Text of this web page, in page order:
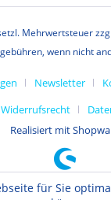
Mehrwertsteuer
wenn nicht
Newsletter
Widerrufsrecht
Realisiert mit
für Sie